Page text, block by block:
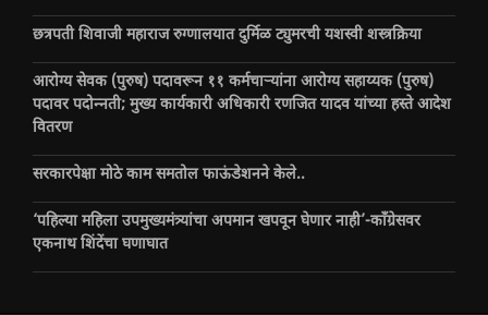
छत्रपती शिवाजी महाराज रुग्णालयात दुर्मिळ ट्युमरची यशस्वी शस्त्रक्रिया
आरोग्य सेवक (पुरुष) पदावरून ११ कर्मचाऱ्यांना आरोग्य सहाय्यक (पुरुष)
पदावर पदोन्नती; मुख्य कार्यकारी अधिकारी रणजित यादव यांच्या हस्ते आदेश
वितरण
सरकारपेक्षा मोठे काम समतोल फाऊंडेशनने केले..
‘पहिल्या महिला उपमुख्यमंत्र्यांचा अपमान खपवून घेणार नाही’-काँग्रेसवर
एकनाथ शिंदेंचा घणाघात